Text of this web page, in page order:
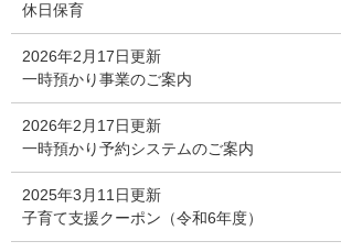
休日保育
2026年2月17日更新
一時預かり事業のご案内
2026年2月17日更新
一時預かり予約システムのご案内
2025年3月11日更新
子育て支援クーポン（令和6年度）